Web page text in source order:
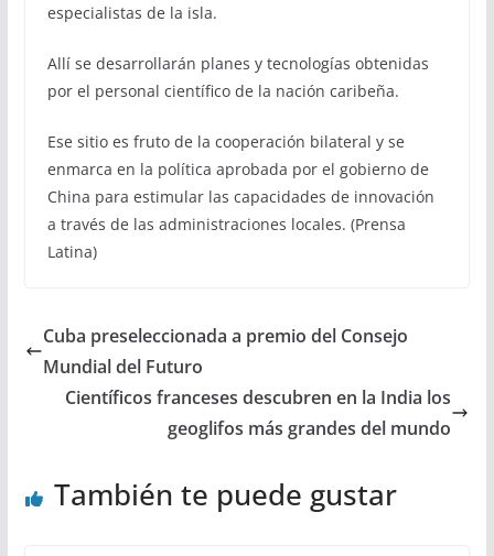
especialistas de la isla.
Allí se desarrollarán planes y tecnologías obtenidas
por el personal científico de la nación caribeña.
Ese sitio es fruto de la cooperación bilateral y se
enmarca en la política aprobada por el gobierno de
China para estimular las capacidades de innovación
a través de las administraciones locales. (Prensa
Latina)
Cuba preseleccionada a premio del Consejo
Mundial del Futuro
Científicos franceses descubren en la India los
geoglifos más grandes del mundo
También te puede gustar